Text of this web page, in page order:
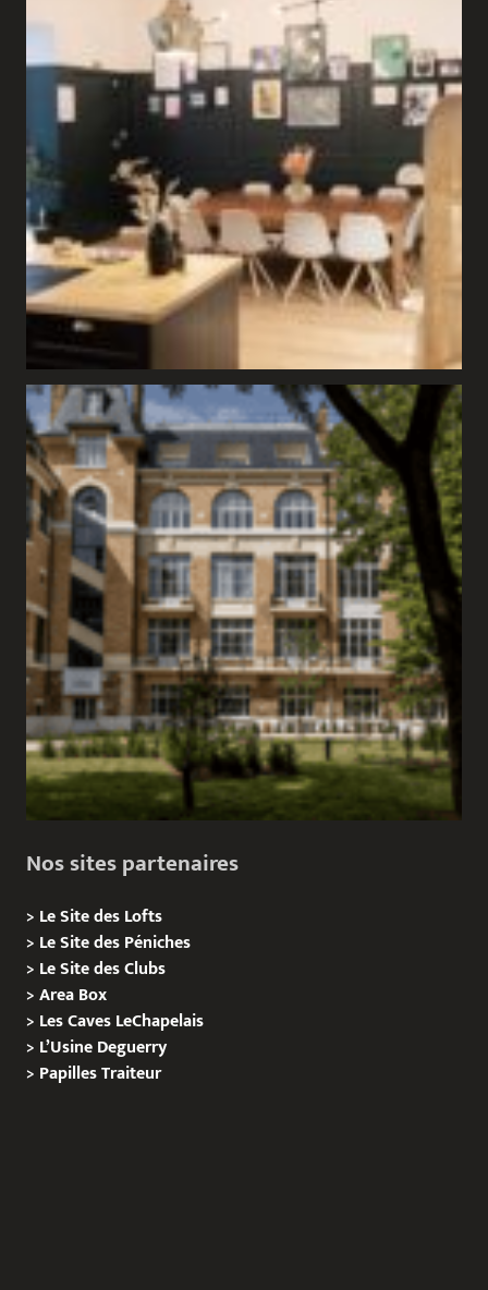
Nos sites partenaires
> Le Site des Lofts
> Le Site des Péniches
> Le Site des Clubs
>Area Box
> Les Caves LeChapelais
> L’Usine Deguerry
> PapillesTraiteur